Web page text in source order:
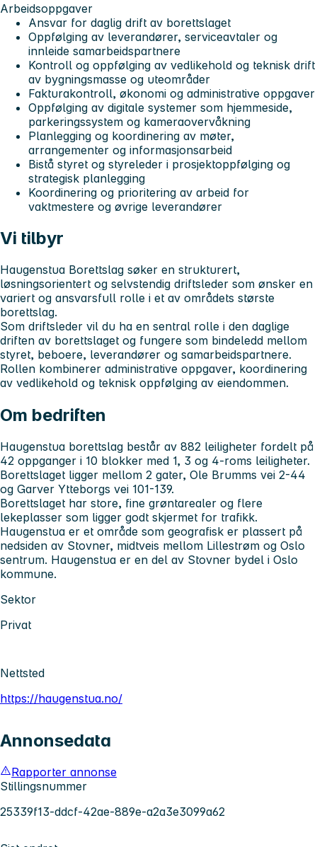
Arbeidsoppgaver
Ansvar for daglig drift av borettslaget
Oppfølging av leverandører, serviceavtaler og
innleide samarbeidspartnere
Kontroll og oppfølging av vedlikehold og teknisk drift
av bygningsmasse og uteområder
Fakturakontroll, økonomi og administrative oppgaver
Oppfølging av digitale systemer som hjemmeside,
parkeringssystem og kameraovervåkning
Planlegging og koordinering av møter,
arrangementer og informasjonsarbeid
Bistå styret og styreleder i prosjektoppfølging og
strategisk planlegging
Koordinering og prioritering av arbeid for
vaktmestere og øvrige leverandører
Vi tilbyr
Haugenstua Borettslag søker en strukturert,
løsningsorientert og selvstendig driftsleder som ønsker en
variert og ansvarsfull rolle i et av områdets største
borettslag.
Som driftsleder vil du ha en sentral rolle i den daglige
driften av borettslaget og fungere som bindeledd mellom
styret, beboere, leverandører og samarbeidspartnere.
Rollen kombinerer administrative oppgaver, koordinering
av vedlikehold og teknisk oppfølging av eiendommen.
Om bedriften
Haugenstua borettslag består av 882 leiligheter fordelt på
42 oppganger i 10 blokker med 1, 3 og 4-roms leiligheter.
Borettslaget ligger mellom 2 gater, Ole Brumms vei 2-44
og Garver Ytteborgs vei 101-139.
Borettslaget har store, fine grøntarealer og flere
lekeplasser som ligger godt skjermet for trafikk.
Haugenstua er et område som geografisk er plassert på
nedsiden av Stovner, midtveis mellom Lillestrøm og Oslo
sentrum. Haugenstua er en del av Stovner bydel i Oslo
kommune.
Sektor
Privat
Nettsted
https://haugenstua.no/
Annonsedata
Rapporter annonse
Stillingsnummer
25339f13-ddcf-42ae-889e-a2a3e3099a62